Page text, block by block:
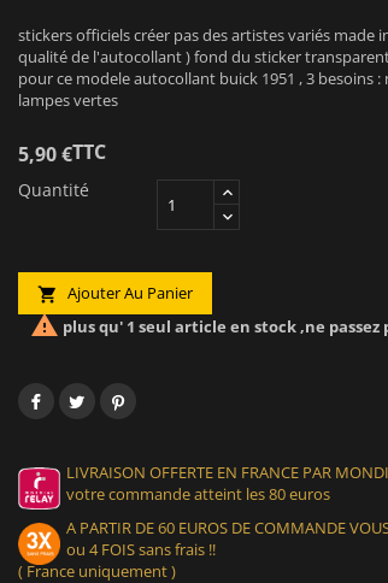
stickers officiels créer pas des artistes variés made
qualité de l'autocollant ) fond du sticker
pour ce modele autocollant buick 1951 , 3 besoins
lampes vertes
5,90 €TTC
Quantité
 Ajouter Au Panier
 plus qu' 1 seul article en stock ,ne passez
LIVRAISON OFFERTE EN FRANCE PAR
votre commande atteint les 80 euros
A PARTIR DE 60 EUROS DE COMMANDE
ou 4 FOIS sans frais !!
( France uniquement )